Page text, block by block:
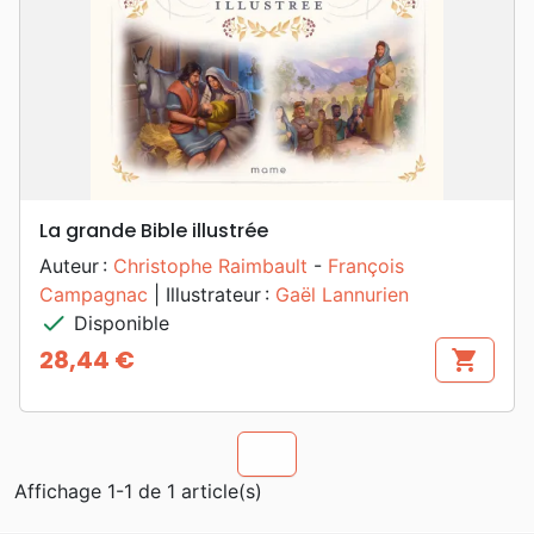
La grande Bible illustrée
Auteur : Christophe Raimbault - François
Campagnac | Illustrateur : Gaël Lannurien
check Disponible
Prix
28,44 € shopping_cart
Affichage 1-1 de 1 article(s)